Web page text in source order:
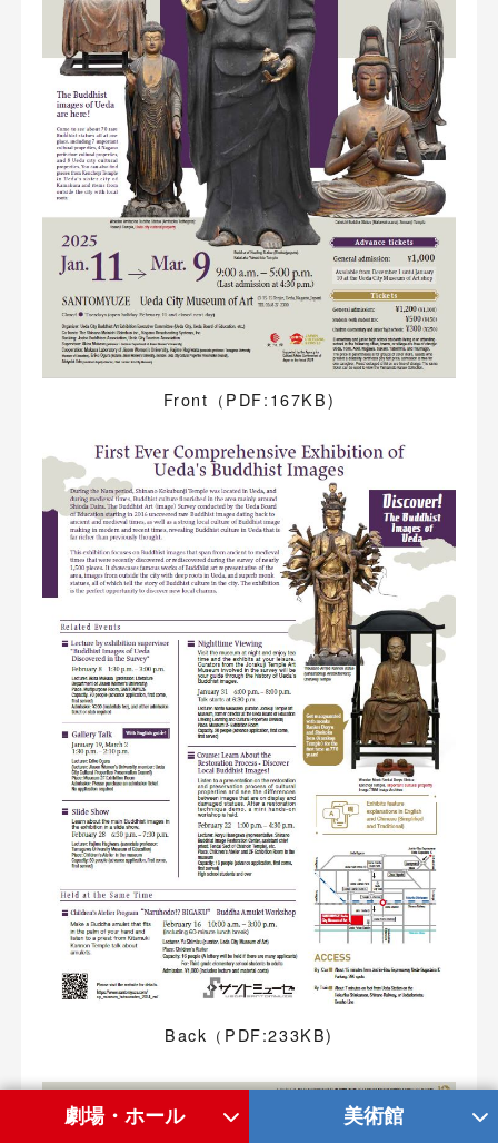
劇場・ホール 美術館
Front（PDF:167KB)
Back（PDF:233KB)